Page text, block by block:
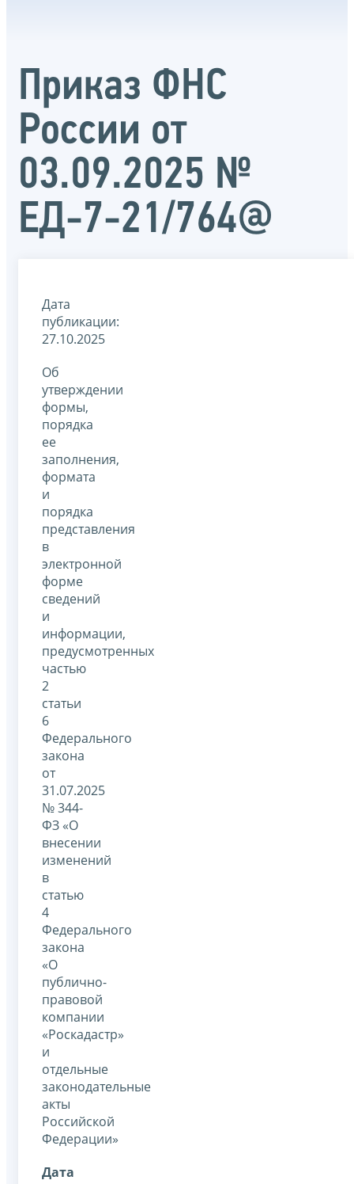
Приказ ФНС
России от
03.09.2025 №
ЕД-7-21/764@
Дата
публикации:
27.10.2025
Об
утверждении
формы,
порядка
ее
заполнения,
формата
и
порядка
представления
в
электронной
форме
сведений
и
информации,
предусмотренных
частью
2
статьи
6
Федерального
закона
от
31.07.2025
№ 344-
ФЗ «О
внесении
изменений
в
статью
4
Федерального
закона
«О
публично-
правовой
компании
«Роскадастр»
и
отдельные
законодательные
акты
Российской
Федерации»
Дата